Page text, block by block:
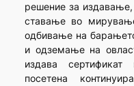
решение за
ставање во
одбивање на
и одземање на
издава сертификат
посетена